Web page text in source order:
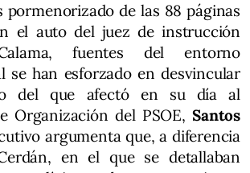
pormenorizado de las 88 páginas
el auto del juez de instrucción
fuentes del entorno
se han esforzado en desvincular
del que afectó en su día al
Organización del PSOE,Santos
argumenta que, a diferencia
en el que se detallaban